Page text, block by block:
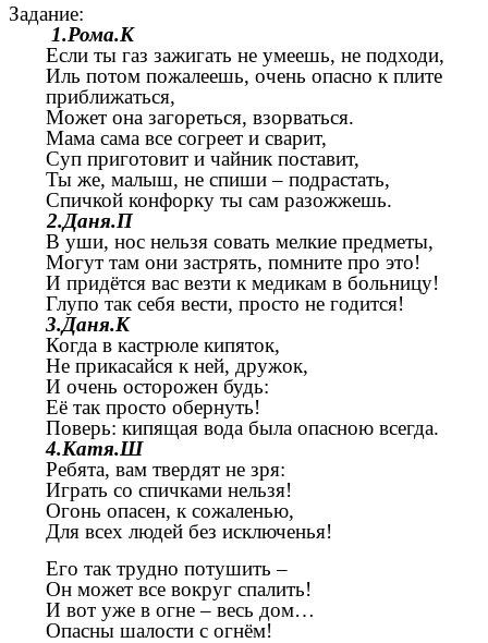
Задание:
1.Рома.К
Если ты газ зажигать не умеешь, не подходи,
Иль потом пожалеешь, очень опасно к плите
приближаться,
Может она загореться, взорваться.
Мама сама все согреет и сварит,
Суп приготовит и чайник поставит,
Ты же, малыш, не спиши – подрастать,
Спичкой конфорку ты сам разожжешь.
2.Даня.П
В уши, нос нельзя совать мелкие предметы,
Могут там они застрять, помните про это!
И придётся вас везти к медикам в больницу!
Глупо так себя вести, просто не годится!
3.Даня.К
Когда в кастрюле кипяток,
Не прикасайся к ней, дружок,
И очень осторожен будь:
Её так просто обернуть!
Поверь: кипящая вода была опасною всегда.
4.Катя.Ш
Ребята, вам твердят не зря:
Играть со спичками нельзя!
Огонь опасен, к сожаленью,
Для всех людей без исключенья!
Его так трудно потушить –
Он может все вокруг спалить!
И вот уже в огне – весь дом…
Опасны шалости с огнём!